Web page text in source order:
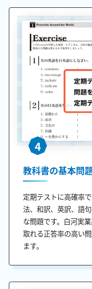
4
教科書の基本問
定期テストに高確率
法、和訳、英訳、語
な問題です。白河実
取れる正答率の高い
ます。